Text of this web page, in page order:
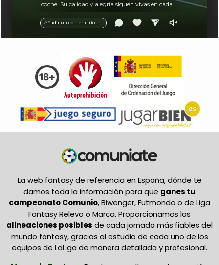
Añadir un comentario ...
coche. Su calidad y alegría siguen vivas en cada
La web fantasy de referencia en España, dónde te
damos toda la información para que ganes tu
campeonato Comunio, Biwenger, Futmondo o de Liga
Fantasy Relevo o Marca. Proporcionamos las
alineaciones posibles de cada jornada más fiables del
mundo fantasy, gracias al estudio de cada uno de los
equipos de LaLiga de manera detallada y profesional.